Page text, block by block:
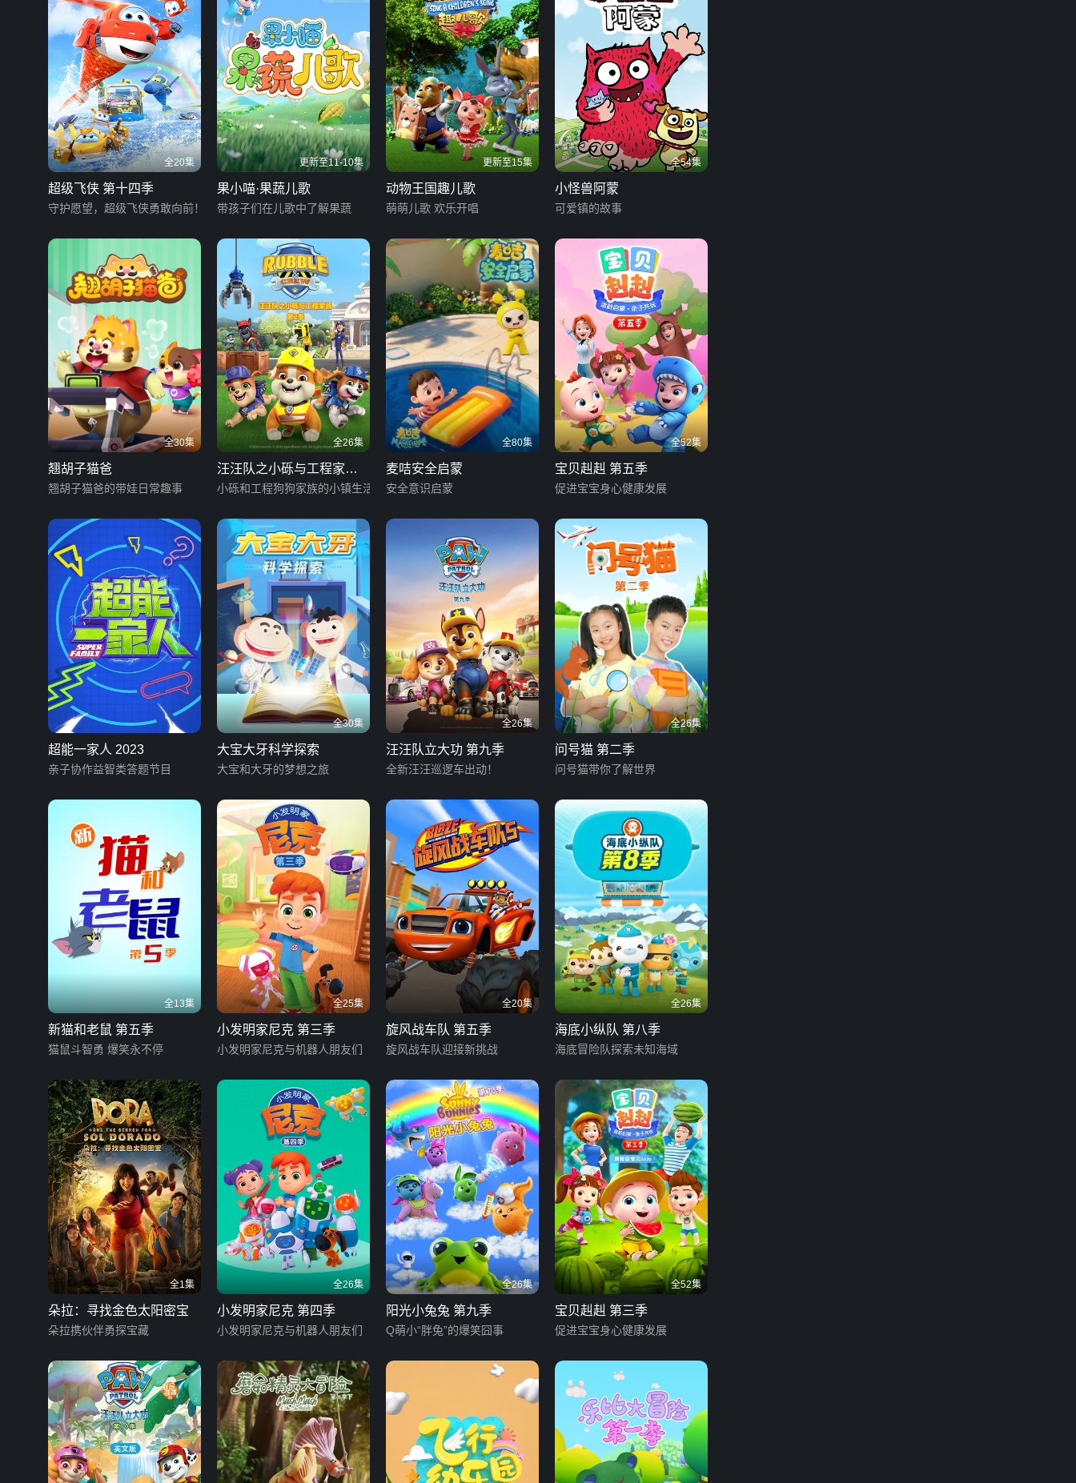
全20集
超级飞侠 第十四季
守护愿望，超级飞侠勇敢向前！
更新至11-10集
果小喵·果蔬儿歌
带孩子们在儿歌中了解果蔬
更新至15集
动物王国趣儿歌
萌萌儿歌 欢乐开唱
全54集
小怪兽阿蒙
可爱镇的故事
全30集
翘胡子猫爸
翘胡子猫爸的带娃日常趣事
全26集
汪汪队之小砾与工程家族
第二季
小砾和工程狗狗家族的小镇生活
全80集
麦咭安全启蒙
安全意识启蒙
全52集
宝贝赳赳 第五季
促进宝宝身心健康发展
超能一家人 2023
亲子协作益智类答题节目
全30集
大宝大牙科学探索
大宝和大牙的梦想之旅
全26集
汪汪队立大功 第九季
全新汪汪巡逻车出动！
全26集
问号猫 第二季
问号猫带你了解世界
全13集
新猫和老鼠 第五季
猫鼠斗智勇 爆笑永不停
全25集
小发明家尼克 第三季
小发明家尼克与机器人朋友们
全20集
旋风战车队 第五季
旋风战车队迎接新挑战
全26集
海底小纵队 第八季
海底冒险队探索未知海域
全1集
朵拉：寻找金色太阳密宝
朵拉携伙伴勇探宝藏
全26集
小发明家尼克 第四季
小发明家尼克与机器人朋友们
全26集
阳光小兔兔 第九季
Q萌小“胖兔”的爆笑囧事
全52集
宝贝赳赳 第三季
促进宝宝身心健康发展